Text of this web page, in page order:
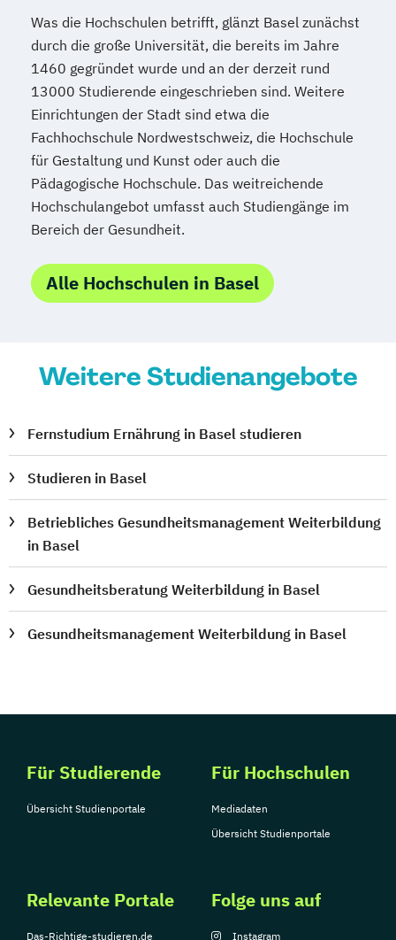
Was die Hochschulen betrifft, glänzt Basel zunächst
durch die große Universität, die bereits im Jahre
1460 gegründet wurde und an der derzeit rund
13000 Studierende eingeschrieben sind. Weitere
Einrichtungen der Stadt sind etwa die
Fachhochschule Nordwestschweiz, die Hochschule
für Gestaltung und Kunst oder auch die
Pädagogische Hochschule. Das weitreichende
Hochschulangebot umfasst auch Studiengänge im
Bereich der Gesundheit.
Alle Hochschulen in Basel
Weitere Studienangebote
Fernstudium Ernährung in Basel studieren
Studieren in Basel
Betriebliches Gesundheitsmanagement Weiterbildung
in Basel
Gesundheitsberatung Weiterbildung in Basel
Gesundheitsmanagement Weiterbildung in Basel
Für Studierende
Übersicht Studienportale
Für Hochschulen
Mediadaten
Übersicht Studienportale
Relevante Portale
Das-Richtige-studieren.de
Folge uns auf
Instagram